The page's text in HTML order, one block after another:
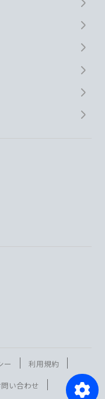
ー
利用規約
い合わせ